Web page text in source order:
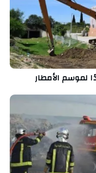
لموسم الأمطار